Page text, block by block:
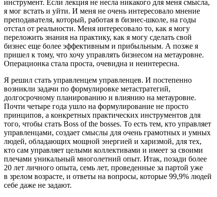
инструмент. Если лекция не несла никакого для меня смысла,
я мог встать и уйти. И меня не очень интересовало мнение
преподавателя, который, работая в бизнес-школе, на годы
отстал от реальности. Меня интересовало то, как я могу
переложить знания на практику, как я могу сделать свой
бизнес еще более эффективным и прибыльным. А позже я
пришел к тому, что хочу управлять бизнесом на метауровне.
Операционка стала проста, очевидна и неинтересна.
Я решил стать управленцем управленцев. И постепенно
возникли задачи по формулировке метастратегий,
долгосрочному планированию и влиянию на метауровне.
Почти четыре года ушло на формулирование не просто
принципов, а конкретных практических инструментов для
того, чтобы стать Boss of the bosses. То есть тем, кто управляет
управленцами, создает смыслы для очень грамотных и умных
людей, обладающих мощной энергией и харизмой, для тех,
кто сам управляет целыми коллективами и имеет за своими
плечами уникальный многолетний опыт. Итак, позади более
20 лет личного опыта, семь лет, проведенные за партой уже
в зрелом возрасте, и ответы на вопросы, которые 99,9% людей
себе даже не задают.